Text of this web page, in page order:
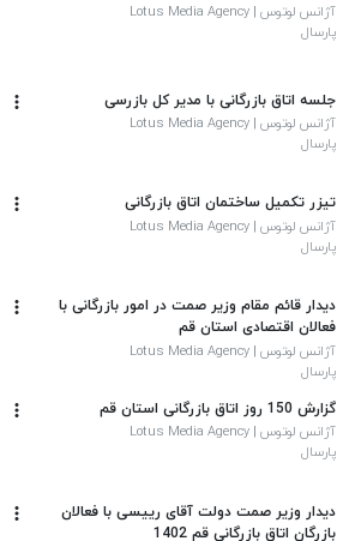
آژانس لوتوس | Lotus Media Agency
پارسال
جلسه اتاق بازرگانی با مدیر کل بازرسی
آژانس لوتوس | Lotus Media Agency
پارسال
تیزر تکمیل ساختمان اتاق بازرگانی
آژانس لوتوس | Lotus Media Agency
پارسال
دیدار قائم مقام وزیر صمت در امور بازرگانی با
فعالان اقتصادی استان قم
آژانس لوتوس | Lotus Media Agency
پارسال
گزارش 150 روز اتاق بازرگانی استان قم
آژانس لوتوس | Lotus Media Agency
پارسال
دیدار وزیر صمت دولت آقای رییسی با فعالان
بازرگان اتاق بازرگانی قم 1402